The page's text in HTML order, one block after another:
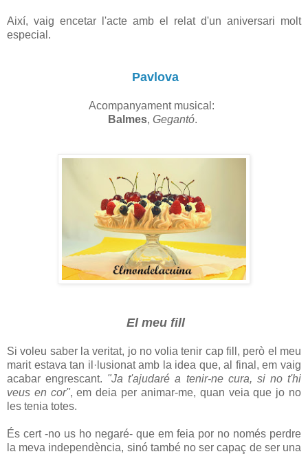
Així, vaig encetar l'acte amb el relat d'un aniversari molt
especial.
Pavlova
Acompanyament musical:
Balmes, Gegantó.
El meu fill
Si voleu saber la veritat, jo no volia tenir cap fill, però el meu
marit estava tan il·lusionat amb la idea que, al final, em vaig
acabar engrescant. "Ja t'ajudaré a tenir-ne cura, si no t'hi
veus en cor", em deia per animar-me, quan veia que jo no
les tenia totes.
És cert -no us ho negaré- que em feia por no només perdre
la meva independència, sinó també no ser capaç de ser una